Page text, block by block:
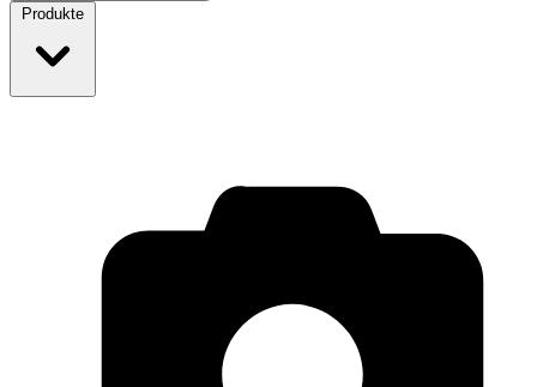
Produkte